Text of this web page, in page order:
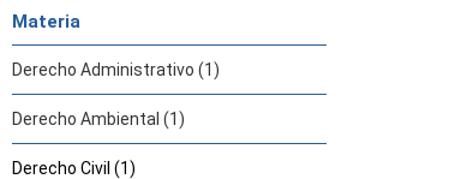
Materia
Derecho Administrativo (1)
Derecho Ambiental (1)
Derecho Civil (1)